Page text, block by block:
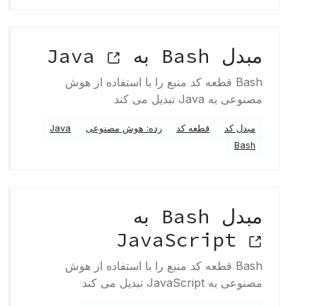
مبدل Bash به Java
Bash قطعه کد منبع را با استفاده از هوش
مصنوعی به Java تبدیل می کند
مبدل کد قطعه کد رده: هوش مصنوعی
Java
Bash
مبدل Bash به
JavaScript
Bash قطعه کد منبع را با استفاده از هوش
مصنوعی به JavaScript تبدیل می کند